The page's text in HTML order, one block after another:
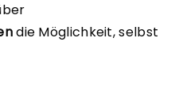
die Möglichkeit, selbst